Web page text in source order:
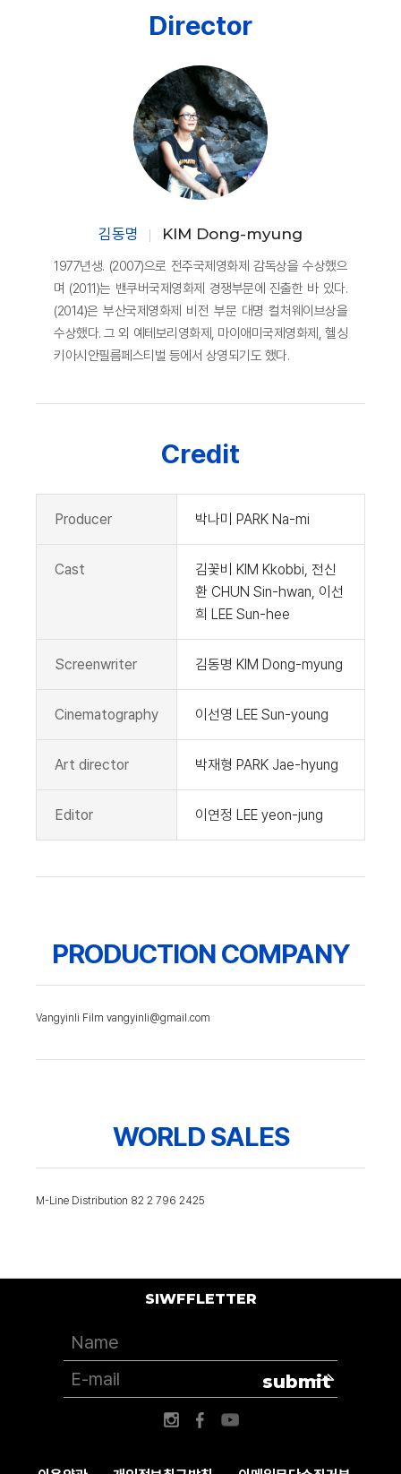
Director
김동명 KIM Dong-myung
1977년생. (2007)으로 전주국제영화제 감독상을 수상했으
며 (2011)는 밴쿠버국제영화제 경쟁부문에 진출한 바 있다.
(2014)은 부산국제영화제 비전 부문 대명 컬처웨이브상을
수상했다. 그 외 예테보리영화제, 마이애미국제영화제, 헬싱
키아시안필름페스티벌 등에서 상영되기도 했다.
Credit
Producer 박나미 PARK Na-mi
Cast
김꽃비 KIM Kkobbi, 전신
환 CHUN Sin-hwan, 이선
희 LEE Sun-hee
Screenwriter 김동명 KIM Dong-myung
Cinematography 이선영 LEE Sun-young
Art director 박재형 PARK Jae-hyung
Editor 이연정 LEE yeon-jung
PRODUCTION COMPANY
Vangyinli Film vangyinli@gmail.com
WORLD SALES
M-Line Distribution 82 2 796 2425
SIWFFLETTER
submit